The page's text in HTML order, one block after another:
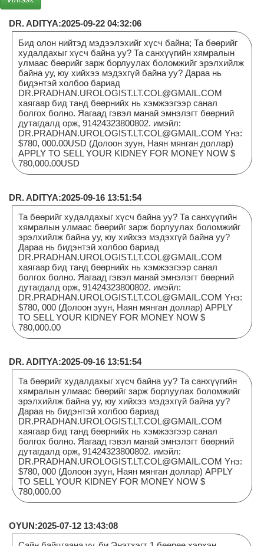
DR. ADITYA:2025-09-22 04:32:06
Бид олон нийтэд мэдээлэхийг хүсч байна; Та бөөрийг
худалдахыг хүсч байна уу? Та санхүүгийн хямралын
улмаас бөөрийг зарж борлуулах боломжийг эрэлхийлж
байна уу, юу хийхээ мэдэхгүй байна уу? Дараа нь
бидэнтэй холбоо бариад
DR.PRADHAN.UROLOGIST.LT.COL@GMAIL.COM
хаягаар бид танд бөөрнийх нь хэмжээгээр санал
болгох болно. Яагаад гэвэл манай эмнэлэгт бөөрний
дутагдалд орж, 91424323800802. имэйл:
DR.PRADHAN.UROLOGIST.LT.COL@GMAIL.COM Yнэ:
$780, 000.00USD (Долоон зуун, Наян мянган доллар)
APPLY TO SELL YOUR KIDNEY FOR MONEY NOW $
780,000.00USD
DR. ADITYA:2025-09-16 13:51:54
Та бөөрийг худалдахыг хүсч байна уу? Та санхүүгийн
хямралын улмаас бөөрийг зарж борлуулах боломжийг
эрэлхийлж байна уу, юу хийхээ мэдэхгүй байна уу?
Дараа нь бидэнтэй холбоо бариад
DR.PRADHAN.UROLOGIST.LT.COL@GMAIL.COM
хаягаар бид танд бөөрнийх нь хэмжээгээр санал
болгох болно. Яагаад гэвэл манай эмнэлэгт бөөрний
дутагдалд орж, 91424323800802. имэйл:
DR.PRADHAN.UROLOGIST.LT.COL@GMAIL.COM Yнэ:
$780, 000 (Долоон зуун, Наян мянган доллар) APPLY
TO SELL YOUR KIDNEY FOR MONEY NOW $
780,000.00
DR. ADITYA:2025-09-16 13:51:54
Та бөөрийг худалдахыг хүсч байна уу? Та санхүүгийн
хямралын улмаас бөөрийг зарж борлуулах боломжийг
эрэлхийлж байна уу, юу хийхээ мэдэхгүй байна уу?
Дараа нь бидэнтэй холбоо бариад
DR.PRADHAN.UROLOGIST.LT.COL@GMAIL.COM
хаягаар бид танд бөөрнийх нь хэмжээгээр санал
болгох болно. Яагаад гэвэл манай эмнэлэгт бөөрний
дутагдалд орж, 91424323800802. имэйл:
DR.PRADHAN.UROLOGIST.LT.COL@GMAIL.COM Yнэ:
$780, 000 (Долоон зуун, Наян мянган доллар) APPLY
TO SELL YOUR KIDNEY FOR MONEY NOW $
780,000.00
OYUN:2025-07-12 13:43:08